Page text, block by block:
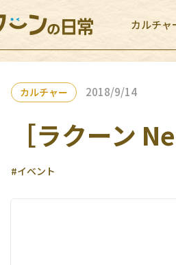
カルチャ
カルチャー 2018/9/14
［ラクーン
#イベント